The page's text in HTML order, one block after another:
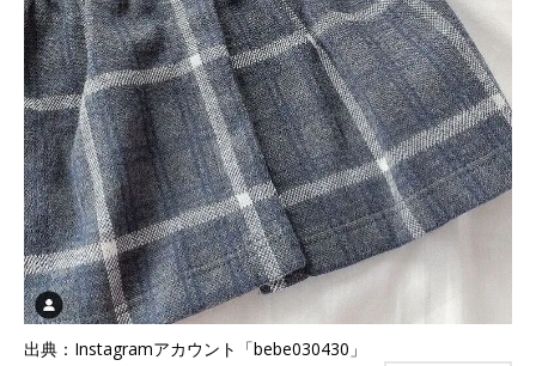
出典：Instagramアカウント「bebe030430」